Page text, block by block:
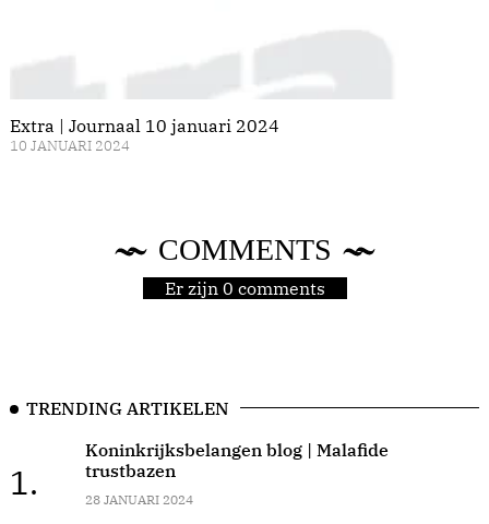
Extra | Journaal 10 januari 2024
10 JANUARI 2024
COMMENTS
Er zijn 0 comments
TRENDING ARTIKELEN
1.
Koninkrijksbelangen blog | Malafide
trustbazen
28 JANUARI 2024